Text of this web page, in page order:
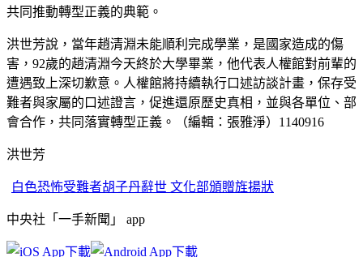
共同推動轉型正義的典範。
洪世芳說，當年趙清淵未能順利完成學業，是國家造成的傷
害，92歲的趙清淵今天終於大學畢業，他代表人權館對前輩的
遭遇致上深切歉意。人權館將持續執行口述訪談計畫，保存受
難者與家屬的口述證言，促進還原歷史真相，並與各單位、部
會合作，共同落實轉型正義。（編輯：張雅淨）1140916
洪世芳
白色恐怖受難者胡子丹辭世 文化部頒贈旌揚狀
中央社「一手新聞」 app